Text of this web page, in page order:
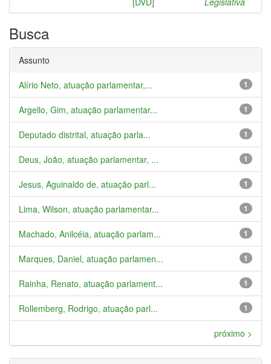
Busca
Assunto
1
Alírio Neto, atuação parlamentar,...
1
Argello, Gim, atuação parlamentar...
1
Deputado distrital, atuação parla...
1
Deus, João, atuação parlamentar, ...
1
Jesus, Aguinaldo de, atuação parl...
1
Lima, Wilson, atuação parlamentar...
1
Machado, Anilcéia, atuação parlam...
1
Marques, Daniel, atuação parlamen...
1
Rainha, Renato, atuação parlament...
1
Rollemberg, Rodrigo, atuação parl...
próximo >